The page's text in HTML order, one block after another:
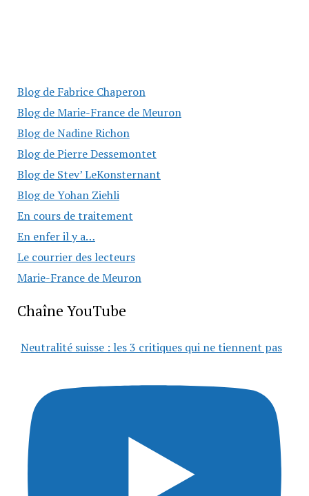
Blog de Fabrice Chaperon
Blog de Marie-France de Meuron
Blog de Nadine Richon
Blog de Pierre Dessemontet
Blog de Stev’ LeKonsternant
Blog de Yohan Ziehli
En cours de traitement
En enfer il y a…
Le courrier des lecteurs
Marie-France de Meuron
Chaîne YouTube
Neutralité suisse : les 3 critiques qui ne tiennent pas